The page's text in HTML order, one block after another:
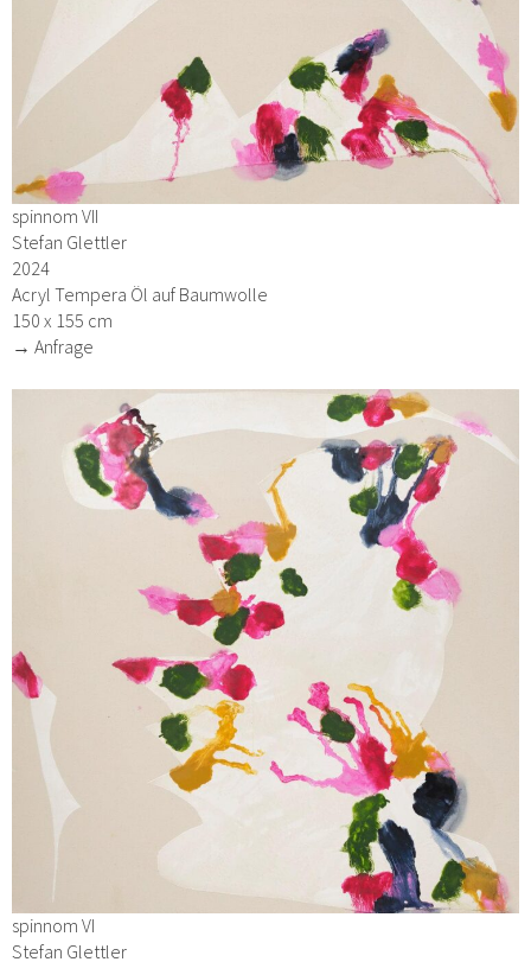
spinnom VII
Stefan Glettler
2024
Acryl Tempera Öl auf Baumwolle
150 x 155 cm
→ Anfrage
spinnom VI
Stefan Glettler